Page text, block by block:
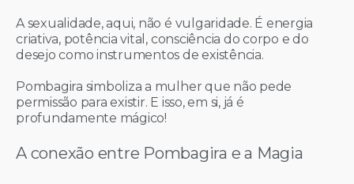
A sexualidade, aqui, não é vulgaridade. É energia
criativa, potência vital, consciência do corpo e do
desejo como instrumentos de existência.
Pombagira simboliza a mulher que não pede
permissão para existir. E isso, em si, já é
profundamente mágico!
A conexão entre Pombagira e a Magia